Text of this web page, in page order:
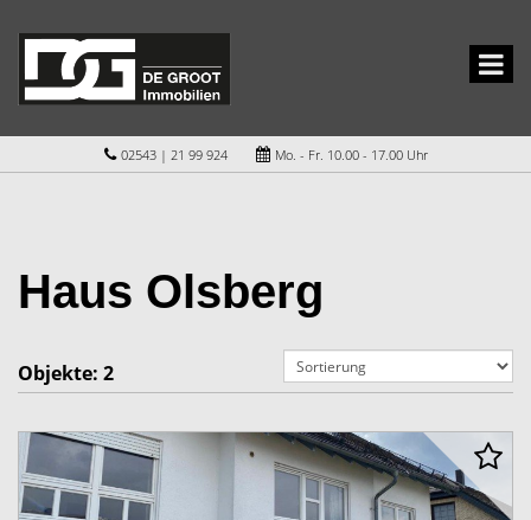
02543 | 21 99 924 Mo. - Fr. 10.00 - 17.00 Uhr
Haus Olsberg
Objekte: 2